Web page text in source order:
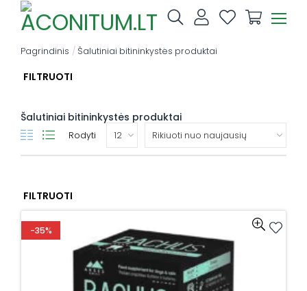
Pagrindinis / Šalutiniai bitininkystės produktai
FILTRUOTI
Šalutiniai bitininkystės produktai
Rodyti
FILTRUOTI
-35%